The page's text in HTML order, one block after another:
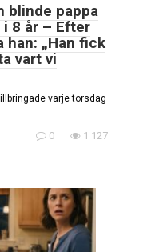
blinde pappa
i 8 år – Efter
han: „Han fick
vart vi
varje torsdag
0 1 127